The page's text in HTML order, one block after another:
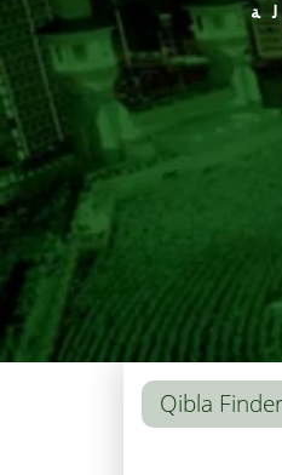
Qibla Finder